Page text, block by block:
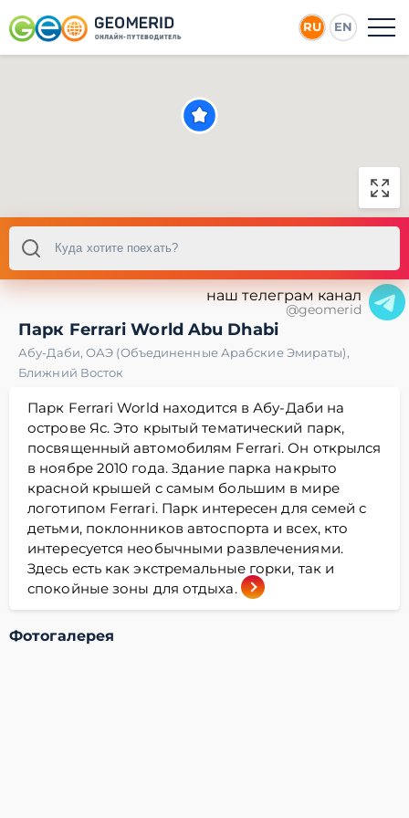
RU EN
наш телеграм канал
@geomerid
Парк Ferrari World Abu Dhabi
Абу-Даби,ОАЭ (Объединенные Арабские Эмираты),
Ближний Восток
Парк Ferrari World находится в Абу-Даби на
острове Яс. Это крытый тематический парк,
посвященный автомобилям Ferrari. Он открылся
в ноябре 2010 года. Здание парка накрыто
красной крышей с самым большим в мире
логотипом Ferrari. Парк интересен для семей с
детьми, поклонников автоспорта и всех, кто
интересуется необычными развлечениями.
Здесь есть как экстремальные горки, так и
спокойные зоны для отдыха.
Фотогалерея